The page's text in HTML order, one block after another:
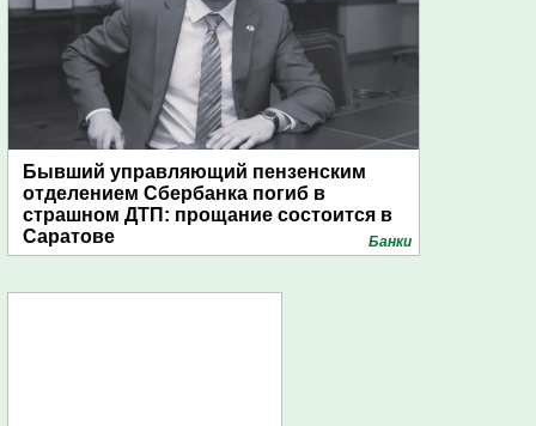
Бывший управляющий пензенским
отделением Сбербанка погиб в
страшном ДТП: прощание состоится в
Саратове
Банки